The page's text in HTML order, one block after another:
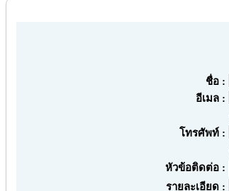
ชื่อ :
อีเมล :
โทรศัพท์ :
หัวข้อติดต่อ :
รายละเอียด :